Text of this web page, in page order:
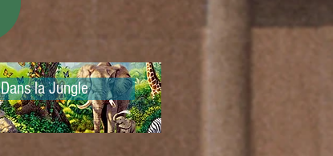
Dans la Jungle